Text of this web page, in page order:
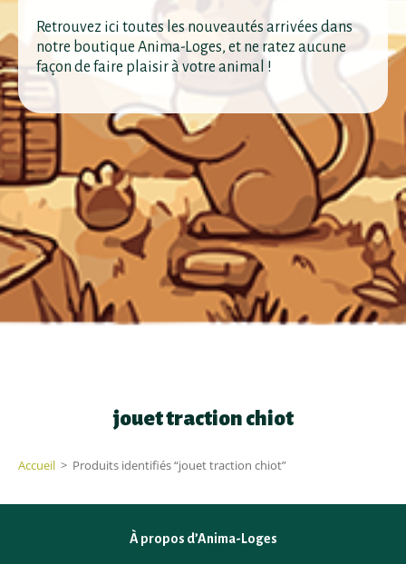
Retrouvez ici toutes les nouveautés arrivées dans
notre boutique Anima-Loges, et ne ratez aucune
façon de faire plaisir à votre animal !
jouet traction chiot
Accueil > Produits identifiés “jouet traction chiot”
À propos d’Anima-Loges